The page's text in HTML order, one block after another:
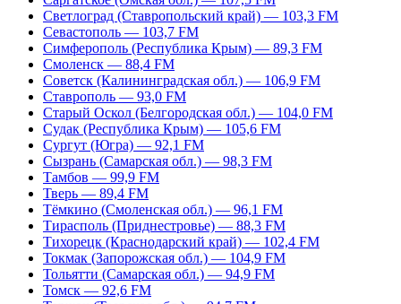
Светлоград (Ставропольский край) — 103,3 FM
Севастополь — 103,7 FM
Симферополь (Республика Крым) — 89,3 FM
Смоленск — 88,4 FM
Советск (Калининградская обл.) — 106,9 FM
Ставрополь — 93,0 FM
Старый Оскол (Белгородская обл.) — 104,0 FM
Судак (Республика Крым) — 105,6 FM
Сургут (Югра) — 92,1 FM
Сызрань (Самарская обл.) — 98,3 FM
Тамбов — 99,9 FM
Тверь — 89,4 FM
Тёмкино (Смоленская обл.) — 96,1 FM
Тирасполь (Приднестровье) — 88,3 FM
Тихорецк (Краснодарский край) — 102,4 FM
Токмак (Запорожская обл.) — 104,9 FM
Тольятти (Самарская обл.) — 94,9 FM
Томск — 92,6 FM